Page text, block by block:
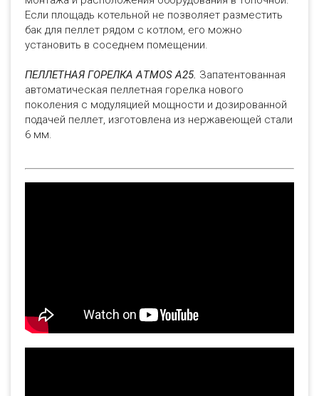
Если площадь котельной не позволяет разместить
бак для пеллет рядом с котлом, его можно
установить в соседнем помещении.
ПЕЛЛЕТНАЯ ГОРЕЛКА АTMOS А25. Запатентованная
автоматическая пеллетная горелка нового
поколения с модуляцией мощности и дозированной
подачей пеллет, изготовлена из нержавеющей стали
6 мм.